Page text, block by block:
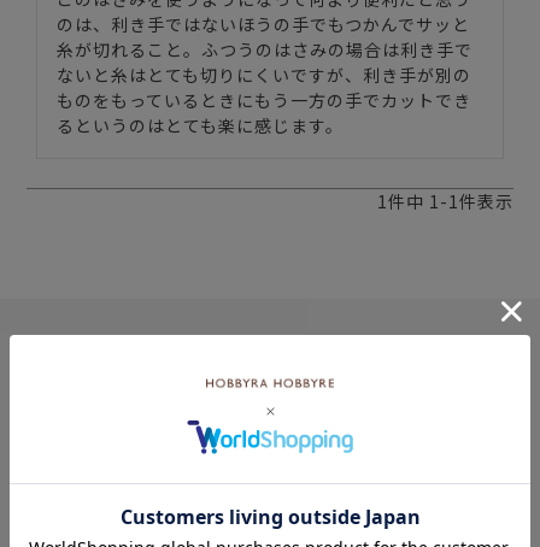
のは、利き手ではないほうの手でもつかんでサッと
糸が切れること。ふつうのはさみの場合は利き手で
ないと糸はとても切りにくいですが、利き手が別の
ものをもっているときにもう一方の手でカットでき
るというのはとても楽に感じます。
1件中 1-1件表示
水
2
3 4 5 6 7
8
10 11 12 13 14